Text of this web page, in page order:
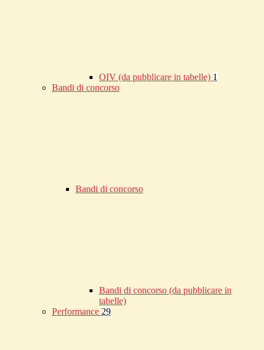
OIV (da pubblicare in tabelle) 1
Bandi di concorso
Bandi di concorso
Bandi di concorso (da pubblicare in
tabelle)
Performance 29